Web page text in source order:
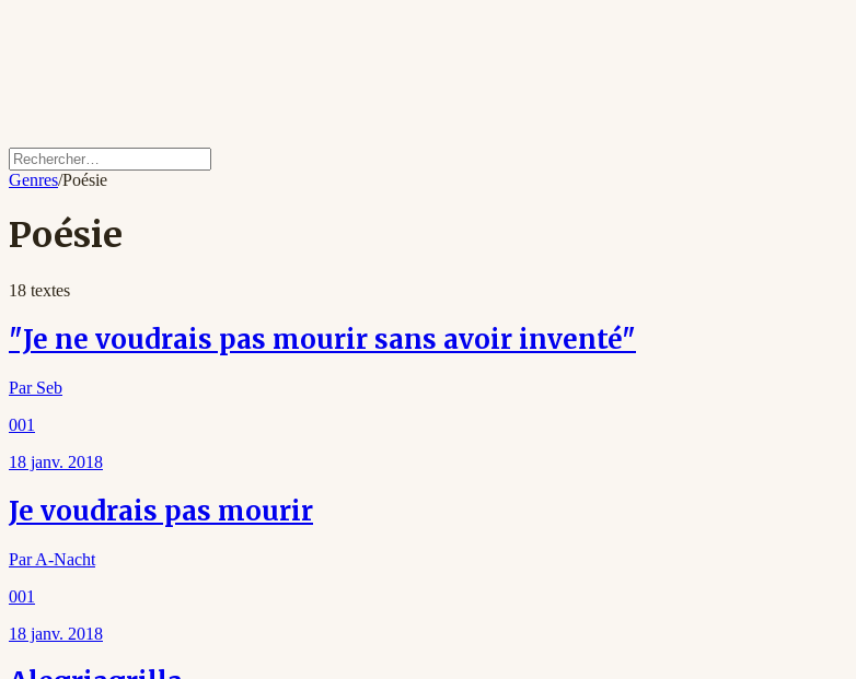
Genres/Poésie
Poésie
18 textes
"Je ne voudrais pas mourir sans avoir inventé"
Par Seb
001
18 janv. 2018
Je voudrais pas mourir
Par A-Nacht
001
18 janv. 2018